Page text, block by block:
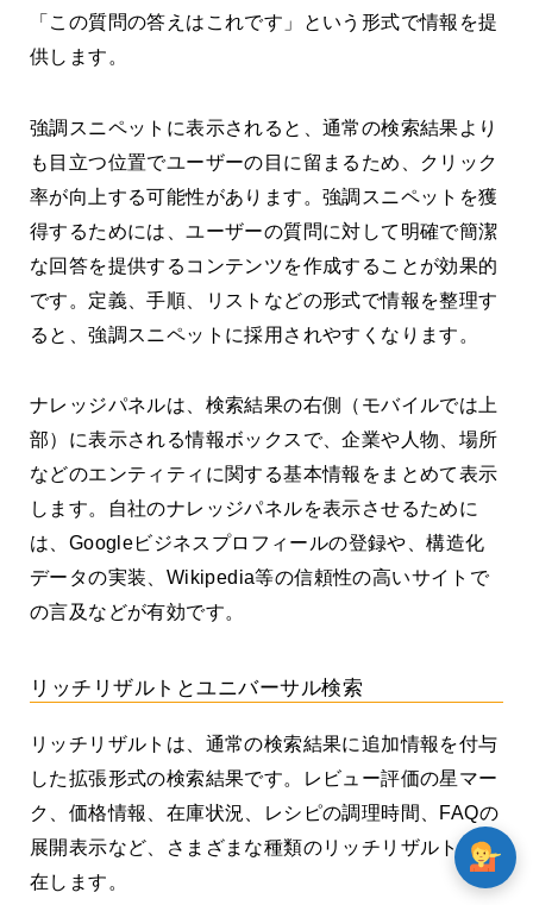
「この質問の答えはこれです」という形式で情報を提
供します。
強調スニペットに表示されると、通常の検索結果より
も目立つ位置でユーザーの目に留まるため、クリック
率が向上する可能性があります。強調スニペットを獲
得するためには、ユーザーの質問に対して明確で簡潔
な回答を提供するコンテンツを作成することが効果的
です。定義、手順、リストなどの形式で情報を整理す
ると、強調スニペットに採用されやすくなります。
ナレッジパネルは、検索結果の右側（モバイルでは上
部）に表示される情報ボックスで、企業や人物、場所
などのエンティティに関する基本情報をまとめて表示
します。自社のナレッジパネルを表示させるために
は、Googleビジネスプロフィールの登録や、構造化
データの実装、Wikipedia等の信頼性の高いサイトで
の言及などが有効です。
リッチリザルトとユニバーサル検索
リッチリザルトは、通常の検索結果に追加情報を付与
した拡張形式の検索結果です。レビュー評価の星マー
ク、価格情報、在庫状況、レシピの調理時間、FAQの
展開表示など、さまざまな種類のリッチリザルトが存
在します。